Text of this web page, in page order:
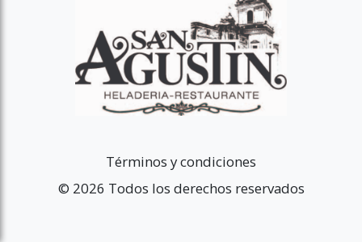
Términos y condiciones
© 2026 Todos los derechos reservados